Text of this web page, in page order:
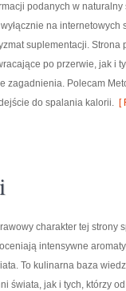
podanych w
na
suplementacji.
po przerwie, jak i
Polecam
do spalania kalorii. [
charakter tej strony
intensywne
To kulinarna baza
świata, jak i tych, którzy